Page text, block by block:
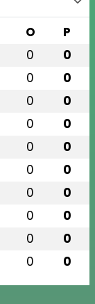
O P
0 0
0 0
0 0
0 0
0 0
0 0
0 0
0 0
0 0
0 0